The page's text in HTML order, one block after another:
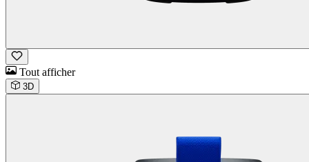
Tout afficher
3D